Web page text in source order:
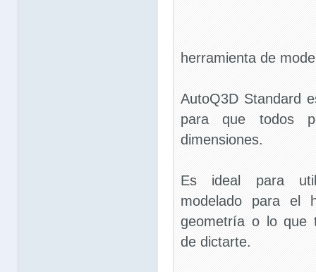
herramienta de
AutoQ3D Standard
para que todos
dimensiones.
Es ideal para
modelado para el
geometría o lo que
de dictarte.